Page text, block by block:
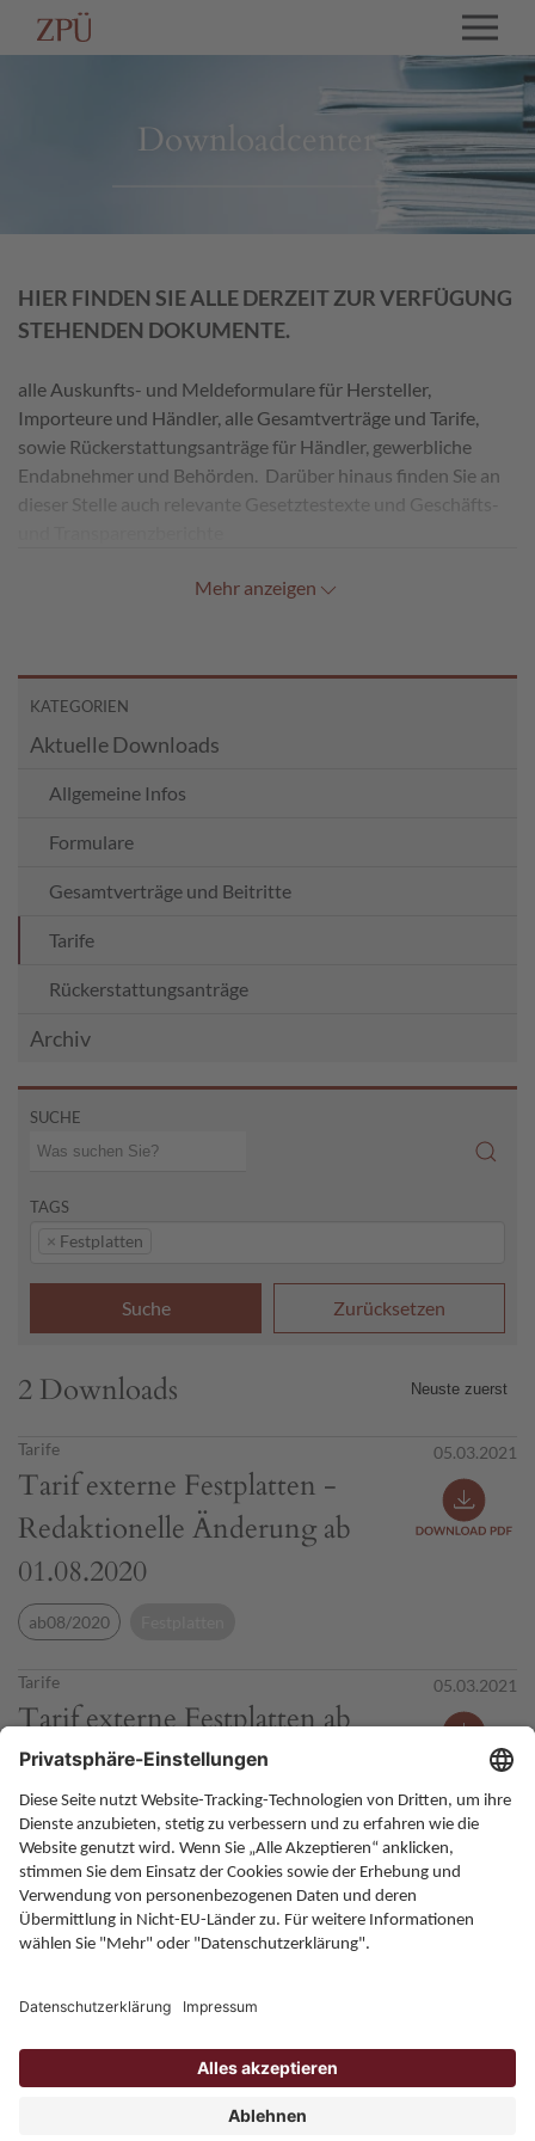
Downloadcenter
HIER FINDEN SIE ALLE DERZEIT ZUR VERFÜGUNG
STEHENDEN DOKUMENTE.
alle Auskunfts- und Meldeformulare für Hersteller,
Importeure und Händler, alle Gesamtverträge und Tarife,
sowie Rückerstattungsanträge für Händler, gewerbliche
Endabnehmer und Behörden. Darüber hinaus finden Sie an
dieser Stelle auch relevante Gesetztestexte und Geschäfts-
Mehr anzeigen
KATEGORIEN
Aktuelle Downloads
Allgemeine Infos
Formulare
Gesamtverträge und Beitritte
Tarife
Rückerstattungsanträge
Archiv
SUCHE
TAGS
× Festplatten
Suche Zurücksetzen
2 Downloads
Tarife
Tarif externe Festplatten -
Redaktionelle Änderung ab
01.08.2020
05.03.2021
ab08/2020
Tarife
Tarif externe Festplatten ab
2008
05.03.2021
ab2008 Festplatten
Allgemeine Bedingungen
Onlineportal
ZPÜ - Gesellschaft des bürgerlichen Rechts. Gesellschafter: die